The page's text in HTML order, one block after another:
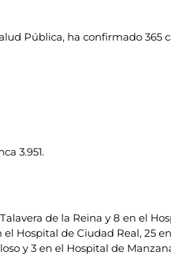
Pública, ha confirmado 365
3.951.
de la Reina y 8 en el
Hospital de Ciudad Real, 25
y 3 en el Hospital de